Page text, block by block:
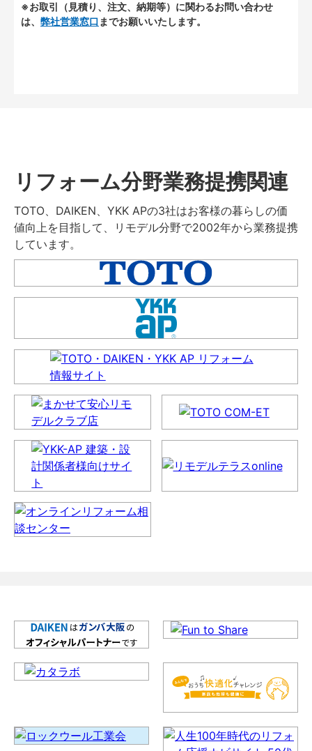
※お取引（見積り、注文、納期等）に関わるお問い合わせ
は、 弊社営業窓口 までお願いいたします。
リフォーム分野業務提携関連
TOTO、DAIKEN、YKK APの3社はお客様の暮らしの価
値向上を目指して、リモデル分野で2002年から業務提携
しています。